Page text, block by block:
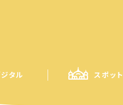
タル スポット